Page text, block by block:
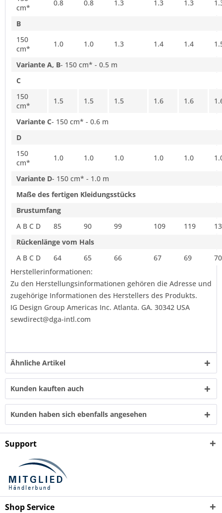
cm*
0.8 0.8 1.3 1.3 1.3
B
150
cm*
1.0 1.0 1.3 1.4 1.4
Variante A, B- 150 cm* - 0.5 m
C
150
cm*
1.5 1.5 1.5 1.6 1.6
Variante C- 150 cm* - 0.6 m
D
150
cm*
1.0 1.0 1.0 1.0 1.0
Variante D- 150 cm* - 1.0 m
Maße des fertigen Kleidungsstücks
Brustumfang
A B C D
85 90 99 109 119
Rückenlänge vom Hals
A B C D
64 65 66 67 69
70
Herstellerinformationen:
Zu den Herstellungsinformationen gehören die Adresse und
zugehörige Informationen des Herstellers des Produkts.
IG Design Group Americas Inc. Atlanta. GA. 30342 USA
sewdirect@dga-intl.com
Ähnliche Artikel
Kunden kauften auch
Kunden haben sich ebenfalls angesehen
Support
Shop Service